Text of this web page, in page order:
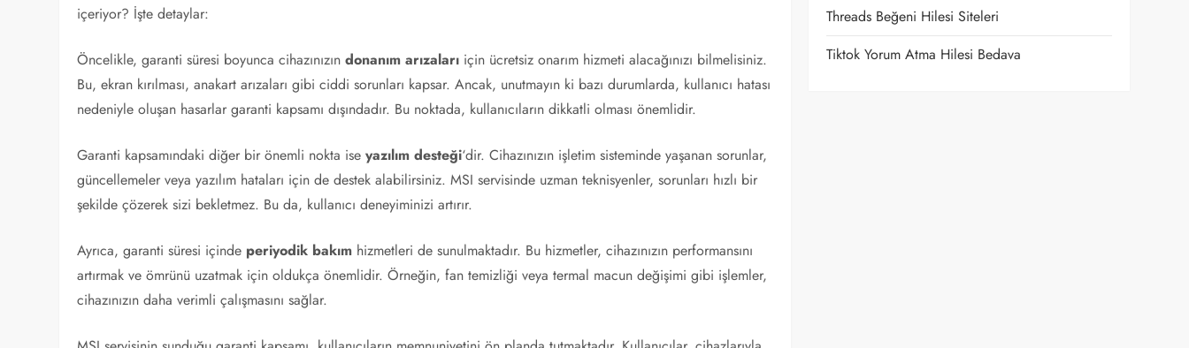
içeriyor? İşte detaylar:
Öncelikle, garanti süresi boyunca cihazınızındonanım arızaları için ücretsiz onarım hizmeti alacağınızı bilmelisiniz.
Bu, ekran kırılması, anakart arızaları gibi ciddi sorunları kapsar. Ancak, unutmayın ki bazı durumlarda, kullanıcı hatası
nedeniyle oluşan hasarlar garanti kapsamı dışındadır. Bu noktada, kullanıcıların dikkatli olması önemlidir.
Garanti kapsamındaki diğer bir önemli nokta iseyazılım desteği‘dir. Cihazınızın işletim sisteminde yaşanan sorunlar,
güncellemeler veya yazılım hataları için de destek alabilirsiniz. MSI servisinde uzman teknisyenler, sorunları hızlı bir
şekilde çözerek sizi bekletmez. Bu da, kullanıcı deneyiminizi artırır.
Ayrıca, garanti süresi içinde periyodik bakım hizmetleri de sunulmaktadır. Bu hizmetler, cihazınızın performansını
artırmak ve ömrünü uzatmak için oldukça önemlidir. Örneğin, fan temizliği veya termal macun değişimi gibi işlemler,
cihazınızın daha verimli çalışmasını sağlar.
Threads Beğeni Hilesi Siteleri
Tiktok Yorum Atma Hilesi Bedava